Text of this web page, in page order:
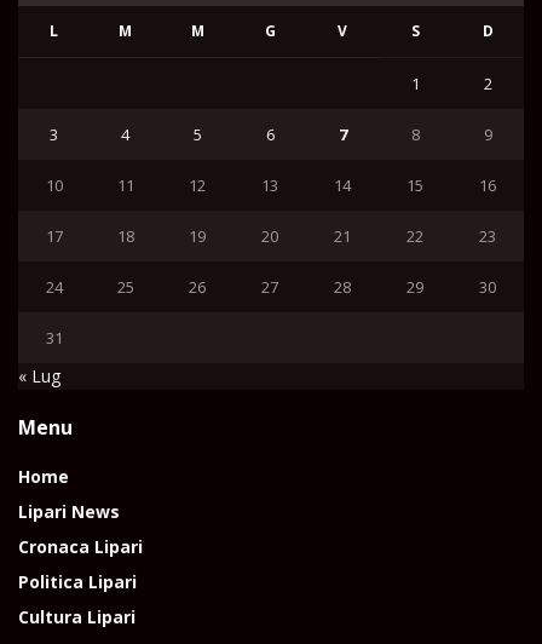
L M M G V S D
1 2
3 4 5 6 7 8 9
10 11 12 13 14 15 16
17 18 19 20 21 22 23
24 25 26 27 28 29 30
31
« Lug
Menu
Home
Lipari News
Cronaca Lipari
Politica Lipari
Cultura Lipari